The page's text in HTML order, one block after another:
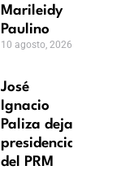
Marileidy
Paulino
10 agosto, 2026
José
Ignacio
Paliza deja
presidencia
del PRM